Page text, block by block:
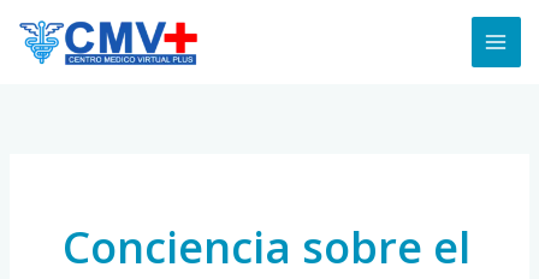
Conciencia sobre el